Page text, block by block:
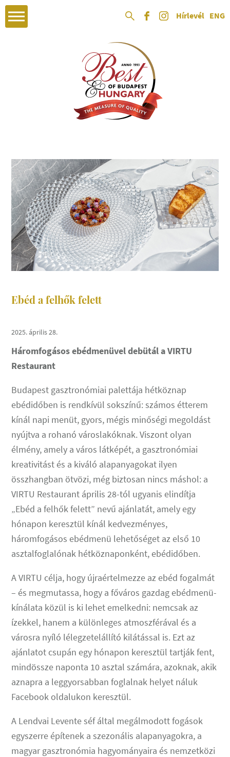
Hírlevél ENG
Ebéd a felhők felett
2025. április 28.
Háromfogásos ebédmenüvel debütál a VIRTU
Restaurant
Budapest gasztronómiai palettája hétköznap
ebédidőben is rendkívül sokszínű: számos étterem
kínál napi menüt, gyors, mégis minőségi megoldást
nyújtva a rohanó városlakóknak. Viszont olyan
élmény, amely a város látképét, a gasztronómiai
kreativitást és a kiváló alapanyagokat ilyen
összhangban ötvözi, még biztosan nincs máshol: a
VIRTU Restaurant április 28-tól ugyanis elindítja
„Ebéd a felhők felett” nevű ajánlatát, amely egy
hónapon keresztül kínál kedvezményes,
háromfogásos ebédmenü lehetőséget az első 10
asztalfoglalónak hétköznaponként, ebédidőben.
A VIRTU célja, hogy újraértelmezze az ebéd fogalmát
– és megmutassa, hogy a főváros gazdag ebédmenü-
kínálata közül is ki lehet emelkedni: nemcsak az
ízekkel, hanem a különleges atmoszférával és a
városra nyíló lélegzetelállító kilátással is. Ezt az
ajánlatot csupán egy hónapon keresztül tartják fent,
mindössze naponta 10 asztal számára, azoknak, akik
aznapra a leggyorsabban foglalnak helyet náluk
Facebook oldalukon keresztül.
A Lendvai Levente séf által megálmodott fogások
egyszerre építenek a szezonális alapanyagokra, a
magyar gasztronómia hagyományaira és nemzetközi